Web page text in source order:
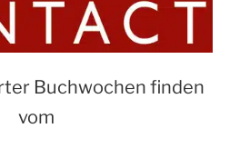
Buchwochen finden
vom